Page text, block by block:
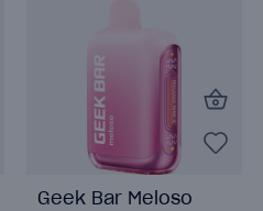
Geek Bar Meloso